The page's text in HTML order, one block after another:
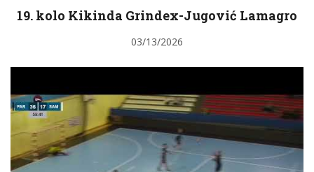
19. kolo Kikinda Grindex-Jugović Lamagro
03/13/2026